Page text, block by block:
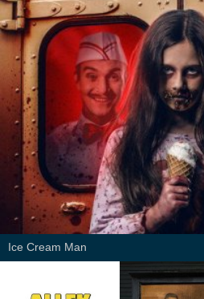
Ice Cream Man